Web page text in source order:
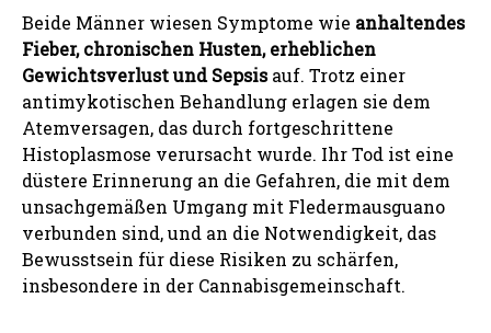
Beide Männer wiesen Symptome wie anhaltendes
Fieber, chronischen Husten, erheblichen
Gewichtsverlust und Sepsisauf. Trotz einer
antimykotischen Behandlung erlagen sie dem
Atemversagen, das durch fortgeschrittene
Histoplasmose verursacht wurde. Ihr Tod ist eine
düstere Erinnerung an die Gefahren, die mit dem
unsachgemäßen Umgang mit Fledermausguano
verbunden sind, und an die Notwendigkeit, das
Bewusstsein für diese Risiken zu schärfen,
insbesondere in der Cannabisgemeinschaft.